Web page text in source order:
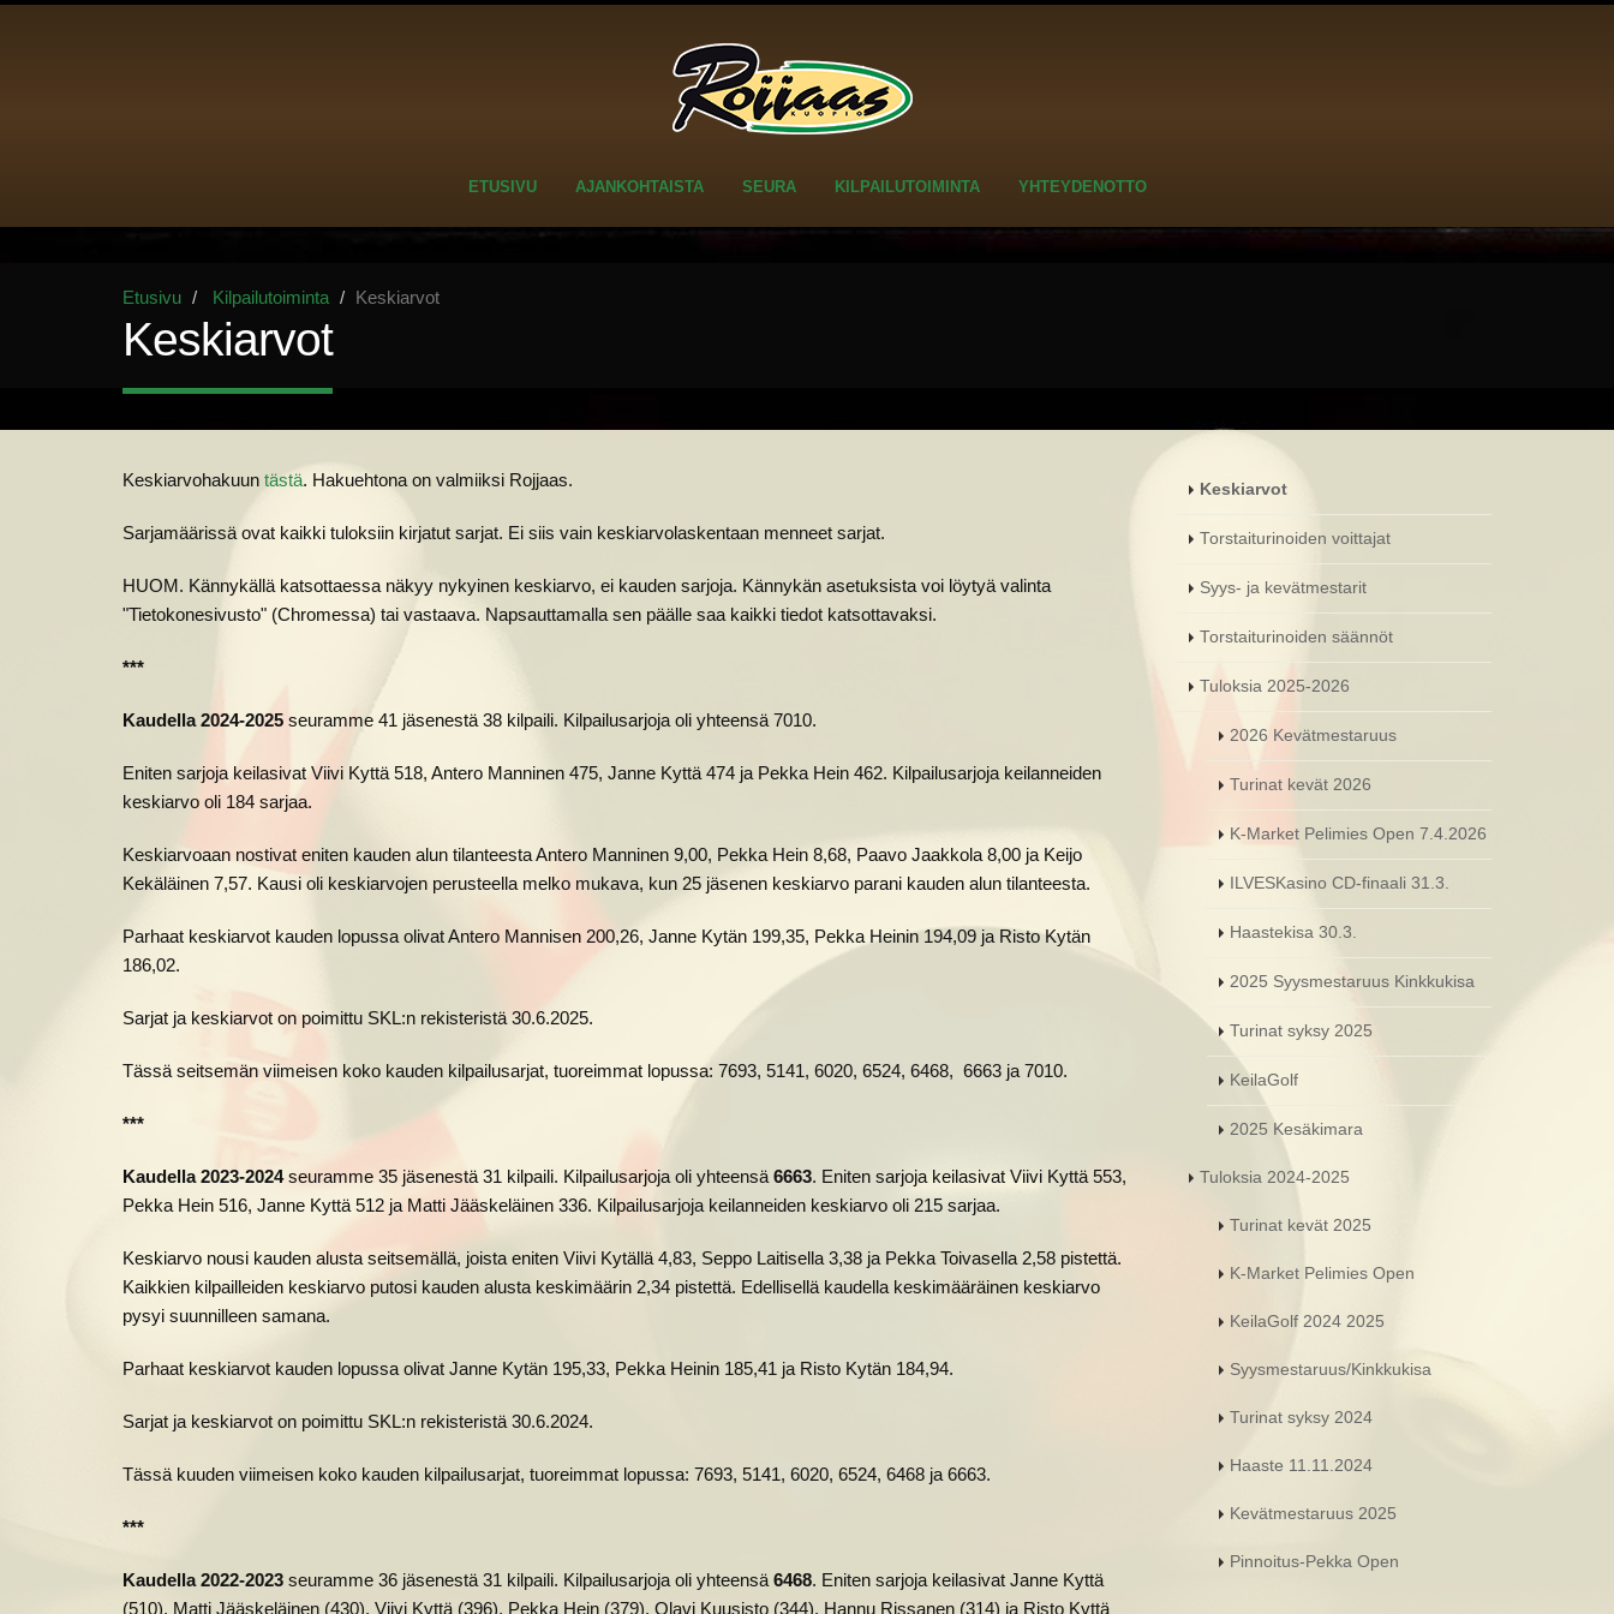
ETUSIVU AJANKOHTAISTA SEURA KILPAILUTOIMINTA YHTEYDENOTTO
Etusivu Kilpailutoiminta Keskiarvot
Keskiarvot
Keskiarvohakuun tästä. Hakuehtona on valmiiksi Rojjaas.
Sarjamäärissä ovat kaikki tuloksiin kirjatut sarjat. Ei siis vain keskiarvolaskentaan menneet sarjat.
HUOM. Kännykällä katsottaessa näkyy nykyinen keskiarvo, ei kauden sarjoja. Kännykän asetuksista voi löytyä valinta
"Tietokonesivusto" (Chromessa) tai vastaava. Napsauttamalla sen päälle saa kaikki tiedot katsottavaksi.
***
Kaudella 2024-2025 seuramme 41 jäsenestä 38 kilpaili. Kilpailusarjoja oli yhteensä 7010.
Eniten sarjoja keilasivat Viivi Kyttä 518, Antero Manninen 475, Janne Kyttä 474 ja Pekka Hein 462. Kilpailusarjoja keilanneiden
keskiarvo oli 184 sarjaa.
Keskiarvoaan nostivat eniten kauden alun tilanteesta Antero Manninen 9,00, Pekka Hein 8,68, Paavo Jaakkola 8,00 ja Keijo
Kekäläinen 7,57. Kausi oli keskiarvojen perusteella melko mukava, kun 25 jäsenen keskiarvo parani kauden alun tilanteesta.
Parhaat keskiarvot kauden lopussa olivat Antero Mannisen 200,26, Janne Kytän 199,35, Pekka Heinin 194,09 ja Risto Kytän
186,02.
Sarjat ja keskiarvot on poimittu SKL:n rekisteristä 30.6.2025.
Tässä seitsemän viimeisen koko kauden kilpailusarjat, tuoreimmat lopussa: 7693, 5141, 6020, 6524, 6468, 6663 ja 7010.
***
Kaudella 2023-2024seuramme 35 jäsenestä 31 kilpaili. Kilpailusarjoja oli yhteensä 6663. Eniten sarjoja keilasivat Viivi Kyttä 553,
Pekka Hein 516, Janne Kyttä 512 ja Matti Jääskeläinen 336. Kilpailusarjoja keilanneiden keskiarvo oli 215 sarjaa.
Keskiarvo nousi kauden alusta seitsemällä, joista eniten Viivi Kytällä 4,83, Seppo Laitisella 3,38 ja Pekka Toivasella 2,58 pistettä.
Kaikkien kilpailleiden keskiarvo putosi kauden alusta keskimäärin 2,34 pistettä. Edellisellä kaudella keskimääräinen keskiarvo
pysyi suunnilleen samana.
Parhaat keskiarvot kauden lopussa olivat Janne Kytän 195,33, Pekka Heinin 185,41 ja Risto Kytän 184,94.
Sarjat ja keskiarvot on poimittu SKL:n rekisteristä 30.6.2024.
Tässä kuuden viimeisen koko kauden kilpailusarjat, tuoreimmat lopussa: 7693, 5141, 6020, 6524, 6468 ja 6663.
***
Kaudella 2022-2023 seuramme 36 jäsenestä 31 kilpaili. Kilpailusarjoja oli yhteensä 6468. Eniten sarjoja keilasivat Janne Kyttä
(510), Matti Jääskeläinen (430), Viivi Kyttä (396), Pekka Hein (379), Olavi Kuusisto (344), Hannu Rissanen (314) ja Risto Kyttä
Keskiarvot
Torstaiturinoiden voittajat
Syys- ja kevätmestarit
Torstaiturinoiden säännöt
Tuloksia 2025-2026
2026 Kevätmestaruus
Turinat kevät 2026
K-Market Pelimies Open 7.4.2026
ILVESKasino CD-finaali 31.3.
Haastekisa 30.3.
2025 Syysmestaruus Kinkkukisa
Turinat syksy 2025
KeilaGolf
2025 Kesäkimara
Tuloksia 2024-2025
Turinat kevät 2025
K-Market Pelimies Open
KeilaGolf 2024 2025
Syysmestaruus/Kinkkukisa
Turinat syksy 2024
Haaste 11.11.2024
Kevätmestaruus 2025
Pinnoitus-Pekka Open